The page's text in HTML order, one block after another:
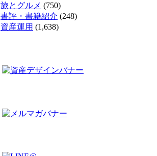
旅とグルメ (750)
書評・書籍紹介 (248)
資産運用 (1,638)